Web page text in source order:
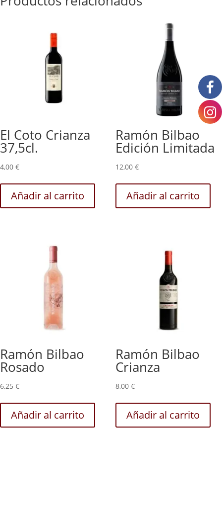
El Coto Crianza
37,5cl.
4,00 €
Añadir al carrito
Ramón Bilbao
Edición Limitada
12,00 €
Añadir al carrito
Ramón Bilbao
Rosado
6,25 €
Añadir al carrito
Ramón Bilbao
Crianza
8,00 €
Añadir al carrito